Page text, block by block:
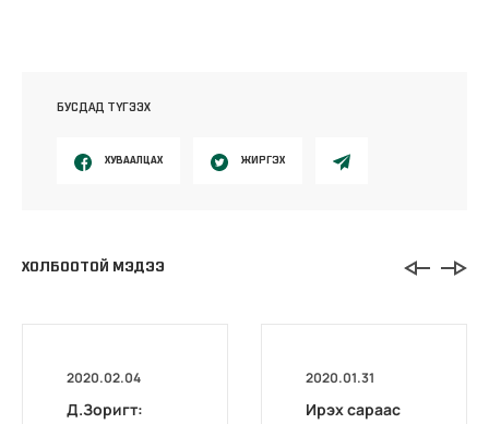
БУСДАД ТҮГЭЭХ
ХУВААЛЦАХ ЖИРГЭХ
ХОЛБООТОЙ МЭДЭЭ
2020.02.04
Д.Зоригт:
2020.01.31
Ирэх сараас